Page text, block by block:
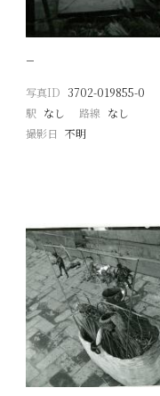
−
写真ID 3702-019855-0
駅 なし 路線 なし
撮影日 不明